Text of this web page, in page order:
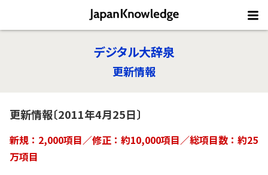
デジタル大辞泉
更新情報
更新情報〔2011年4月25日〕
新規：2,000項目／修正：約10,000項目／総項目数：約25
万項目